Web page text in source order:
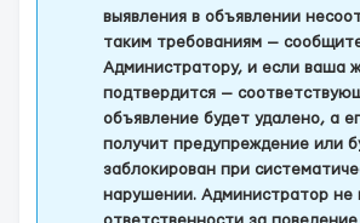
выявления в объявлении
таким требованиям —
Администратору, и если ваша
подтвердится —
объявление будет удалено, а
получит предупреждение или
заблокирован при
нарушении. Администратор не